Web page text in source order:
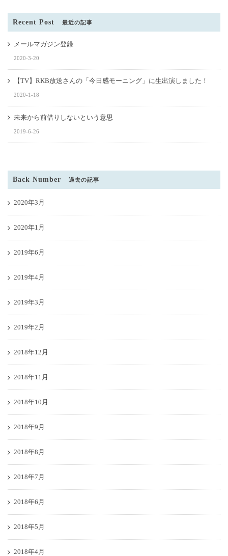
Recent Post 最近の記事
メールマガジン登録
2020-3-20
【TV】RKB放送さんの「今日感モーニング」に生出演しました！
2020-1-18
未来から前借りしないという意思
2019-6-26
Back Number 過去の記事
2020年3月
2020年1月
2019年6月
2019年4月
2019年3月
2019年2月
2018年12月
2018年11月
2018年10月
2018年9月
2018年8月
2018年7月
2018年6月
2018年5月
2018年4月